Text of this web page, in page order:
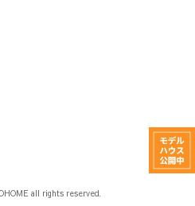
all rights reserved.